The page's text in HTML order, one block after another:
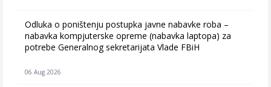
Odluka o poništenju postupka javne nabavke roba –
nabavka kompjuterske opreme (nabavka laptopa) za
potrebe Generalnog sekretarijata Vlade FBiH
06 Aug 2026